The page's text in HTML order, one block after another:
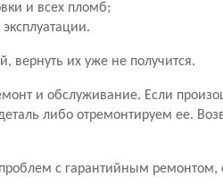
и всех пломб;
вернуть их уже не получится.
и обслуживание. Если
либо отремонтируем ее.
с гарантийным ремонтом,